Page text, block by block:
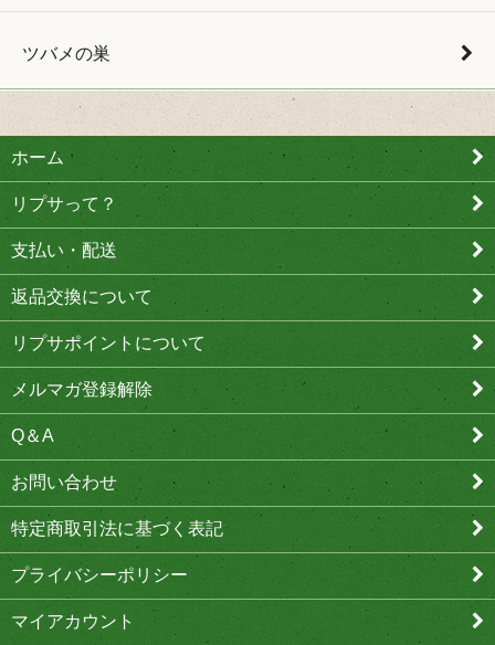
ツバメの巣
ホーム
リプサって？
支払い・配送
返品交換について
リプサポイントについて
メルマガ登録解除
Q＆A
お問い合わせ
特定商取引法に基づく表記
プライバシーポリシー
マイアカウント